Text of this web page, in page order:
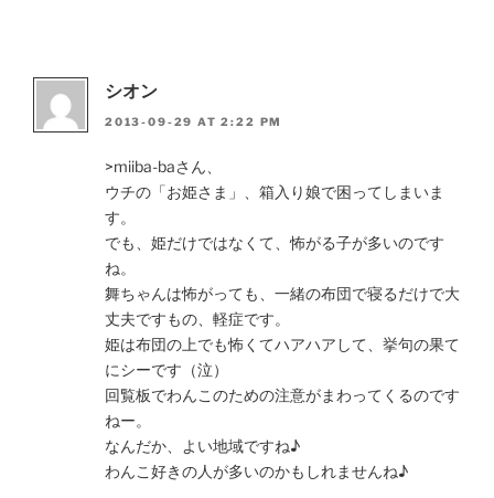
シオン
2013-09-29 AT 2:22 PM
>miiba-baさん、
ウチの「お姫さま」、箱入り娘で困ってしまいま
す。
でも、姫だけではなくて、怖がる子が多いのです
ね。
舞ちゃんは怖がっても、一緒の布団で寝るだけで大
丈夫ですもの、軽症です。
姫は布団の上でも怖くてハアハアして、挙句の果て
にシーです（泣）
回覧板でわんこのための注意がまわってくるのです
ねー。
なんだか、よい地域ですね♪
わんこ好きの人が多いのかもしれませんね♪